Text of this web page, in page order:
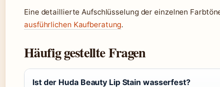
Eine detaillierte Aufschlüsselung der einzelnen
ausführlichen Kaufberatung.
Häufig gestellte Fragen
Ist der Huda Beauty Lip Stain wasserfest?